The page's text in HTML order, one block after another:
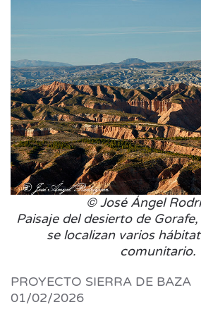
© José Ángel
Paisaje del desierto de
se localizan varios
comunitario.
PROYECTO SIERRA DE BAZA
01/02/2026